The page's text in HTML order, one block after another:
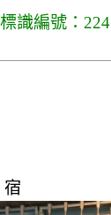
識編號：224